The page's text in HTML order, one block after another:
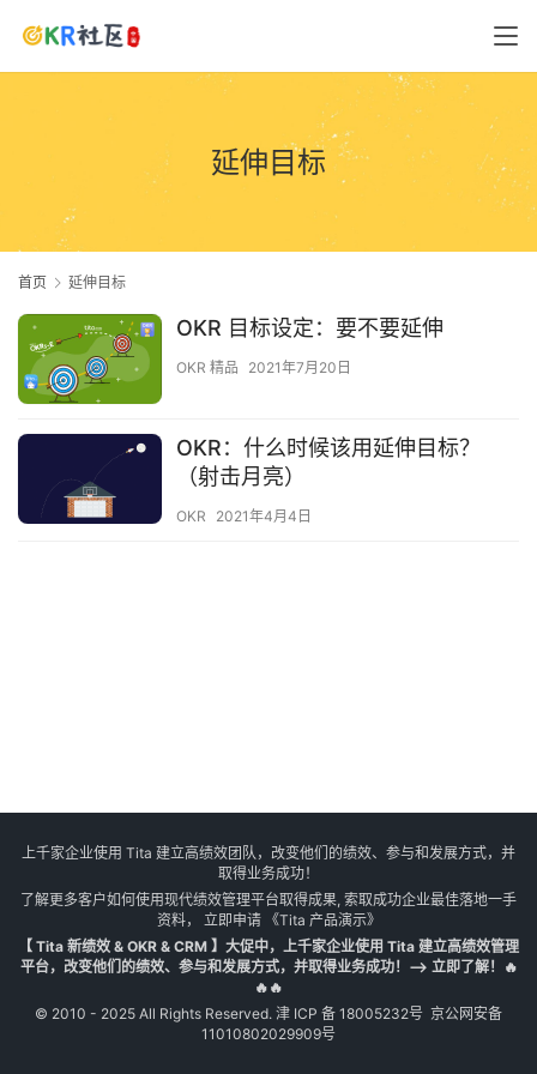
延伸目标
首页 延伸目标
OKR 目标设定：要不要延伸
OKR 精品 2021年7月20日
OKR：什么时候该用延伸目标？
（射击月亮）
OKR 2021年4月4日
上千家企业使用 Tita 建立高绩效团队，改变他们的绩效、参与和发展方式，并
取得业务成功！
了解更多客户如何使用现代绩效管理平台取得成果, 索取成功企业最佳落地一手
资料， 立即申请《Tita 产品演示》
【 Tita 新绩效 & OKR & CRM 】大促中，上千家企业使用 Tita 建立高绩效管理
平台，改变他们的绩效、参与和发展方式，并取得业务成功！--> 立即了解！🔥
🔥🔥
© 2010 - 2025 All Rights Reserved. 津 ICP 备 18005232号 京公网安备
11010802029909号